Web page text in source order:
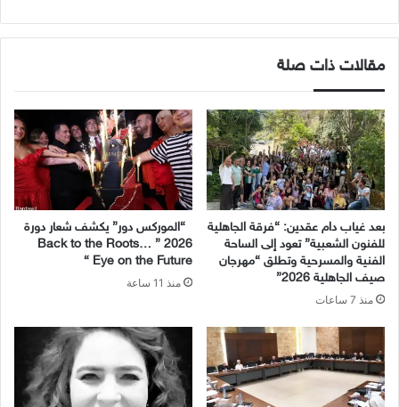
مقالات ذات صلة
بعد غياب دام عقدين: “فرقة الجاهلية
للفنون الشعبية” تعود إلى الساحة
الفنية والمسرحية وتطلق “مهرجان
صيف الجاهلية 2026”
منذ 7 ساعات
“الموركس دور” يكشف شعار دورة
2026 ” Back to the Roots…
Eye on the Future “
منذ 11 ساعة